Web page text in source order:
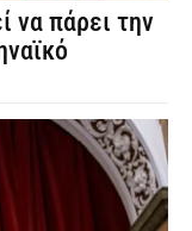
να πάρει την